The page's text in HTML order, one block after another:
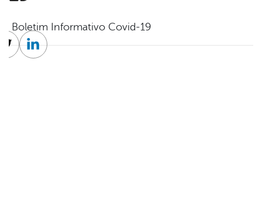
Boletim Informativo Covid-19
TwitterLinkedin